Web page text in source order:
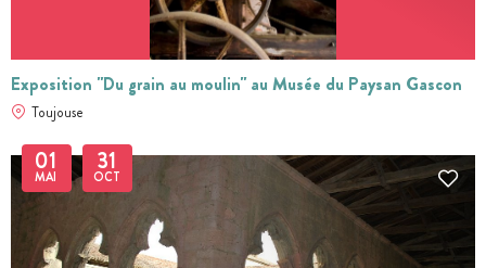
Exposition "Du grain au moulin" au Musée du Paysan Gascon
Toujouse
01
MAI 31
OCT